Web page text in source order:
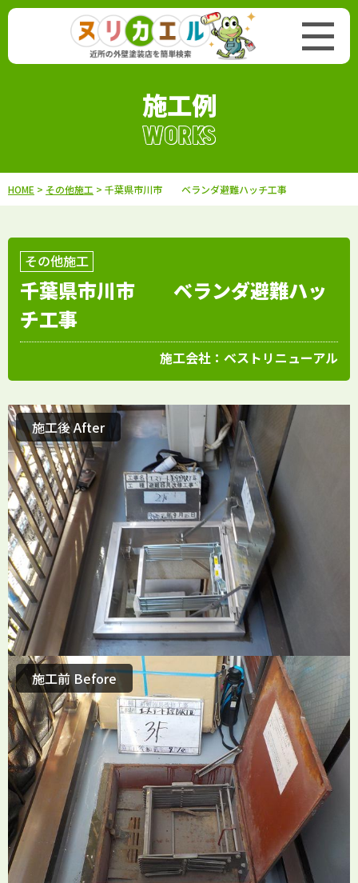
施工例
WORKS
HOME > その他施工 > 千葉県市川市 ベランダ避難ハッチ工事
その他施工
千葉県市川市 ベランダ避難ハッ
チ工事
施工会社： ベストリニューアル
施工前 Before
施工後 After